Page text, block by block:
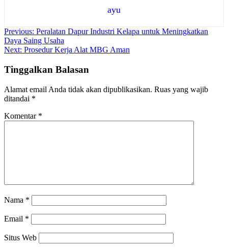
ayu
Navigasi
pos
Previous: Peralatan Dapur Industri Kelapa untuk Meningkatkan
Daya Saing Usaha
Next: Prosedur Kerja Alat MBG Aman
Tinggalkan Balasan
Alamat email Anda tidak akan dipublikasikan. Ruas yang wajib
ditandai *
Komentar *
Nama *
Email *
Situs Web